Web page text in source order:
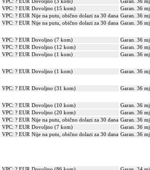
VPC: ? EUR Dovoljno (15 kom)
Garan. 36 mj.
VPC: ? EUR Nije na putu, obično dolazi za 30 dana Garan. 36 mj.
VPC: ? EUR Nije na putu, obično dolazi za 30 dana Garan. 36 mj.
VPC: ? EUR Dovoljno (7 kom)
Garan. 36 mj.
VPC: ? EUR Dovoljno (12 kom)
Garan. 36 mj.
VPC: ? EUR Dovoljno (1 kom)
Garan. 36 mj.
VPC: ? EUR Dovoljno (1 kom)
Garan. 36 mj.
VPC: ? EUR Dovoljno (31 kom)
Garan. 36 mj.
VPC: ? EUR Dovoljno (10 kom)
Garan. 36 mj.
VPC: ? EUR Dovoljno (20 kom)
Garan. 36 mj.
VPC: ? EUR Nije na putu, obično dolazi za 30 dana Garan. 36 mj.
VPC: ? EUR Dovoljno (7 kom) Garan. 36 mj.
VPC: ? EUR Nije na putu, obično dolazi za 30 dana Garan. 36 mj.